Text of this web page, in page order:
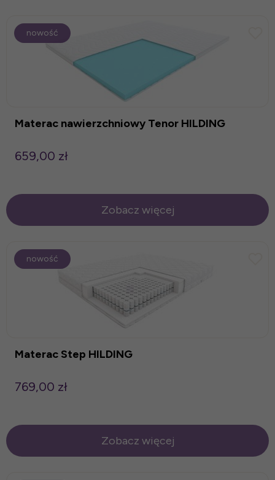
Materac nawierzchniowy Tenor HILDING
659,00 zł
Zobacz więcej
nowość
Materac Step HILDING
769,00 zł
Zobacz więcej
nowość